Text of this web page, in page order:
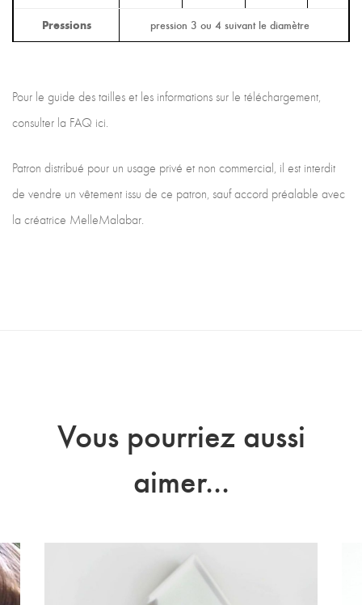
Pressions pression 3 ou 4 suivant le diamètre
Pour le guide des tailles et les informations sur le téléchargement,
consulter la FAQ ici.
Patron distribué pour un usage privé et non commercial, il est interdit
de vendre un vêtement issu de ce patron, sauf accord préalable avec
la créatrice MelleMalabar.
Vous pourriez aussi
aimer...